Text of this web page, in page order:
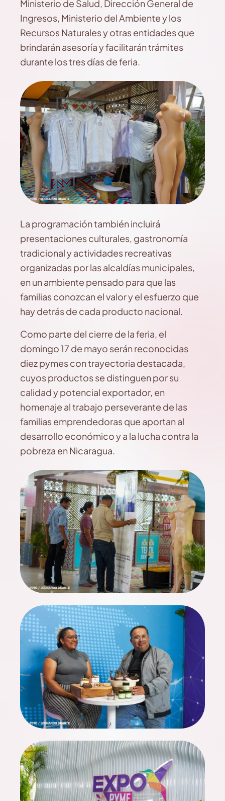
Ministerio de Salud, Dirección General de
Ingresos, Ministerio del Ambiente y los
Recursos Naturales y otras entidades que
brindarán asesoría y facilitarán trámites
durante los tres días de feria.
La programación también incluirá
presentaciones culturales, gastronomía
tradicional y actividades recreativas
organizadas por las alcaldías municipales,
en un ambiente pensado para que las
familias conozcan el valor y el esfuerzo que
hay detrás de cada producto nacional.
Como parte del cierre de la feria, el
domingo 17 de mayo serán reconocidas
diez pymes con trayectoria destacada,
cuyos productos se distinguen por su
calidad y potencial exportador, en
homenaje al trabajo perseverante de las
familias emprendedoras que aportan al
desarrollo económico y a la lucha contra la
pobreza en Nicaragua.